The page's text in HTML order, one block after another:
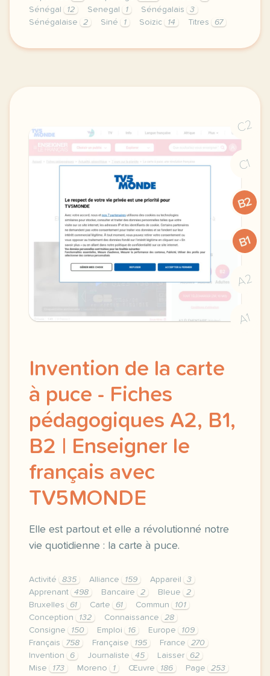
Sénégal
12 Senegal 1 Sénégalais
3
Sénégalaise
2 Siné 1 Soizic 14 Titres 67
continuer sans accepter le respect de votre vie
C2
C1
B2
B1
A2
A1
Invention de la carte
à puce - Fiches
pédagogiques A2, B1,
B2 | Enseigner le
français avec
TV5MONDE
Elle est partout et elle a révolutionné notre
vie quotidienne : la carte à puce.
Activité 835 Alliance 159 Appareil
3
Apprenant
498 Bancaire 2 Bleue
2
Bruxelles
61 Carte 61 Commun
101
Conception
132 Connaissance
28
Consigne
150 Emploi 16 Europe
109
Français
758 Française 195 France
270
Invention
6 Journaliste 45 Laisser
62
Mise
173 Moreno 1 Œuvre 186 Page
253